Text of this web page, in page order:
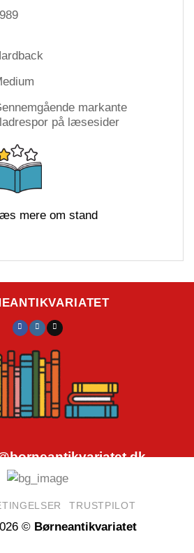
markante
på læsesider
mere om stand
TRUSTPILOT
© Børneantikvariatet